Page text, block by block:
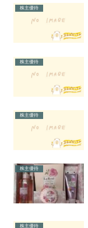
株主優待
株主優待
株主優待
株主優待
株主優待